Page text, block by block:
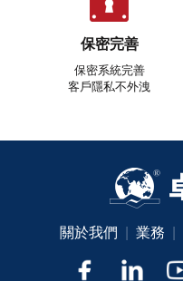
保密完善
保密系統完善
客戶隱私不外洩
關於我們 業務